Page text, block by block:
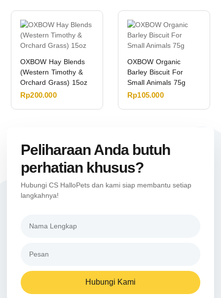
OXBOW Hay Blends
(Western Timothy &
Orchard Grass) 15oz
Rp200.000
OXBOW Organic
Barley Biscuit For
Small Animals 75g
Rp105.000
Peliharaan Anda butuh
perhatian khusus?
Hubungi CS HalloPets dan kami siap membantu setiap
langkahnya!
Hubungi Kami